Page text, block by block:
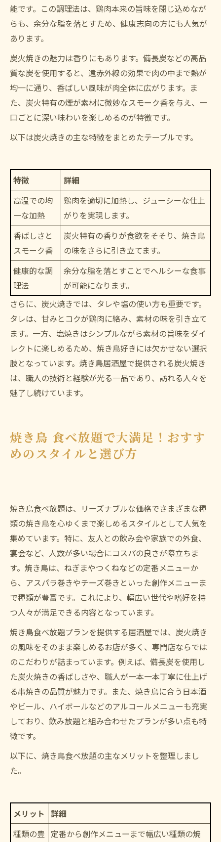
能です。この調理法は、鶏肉本来の旨味を閉じ込めなが
らも、余分な脂を落とすため、健康志向の方にも人気が
あります。
炭火焼きの魅力は香りにもあります。備長炭などの高品
質な炭を使用すると、遠赤外線の効果で肉の中まで熱が
均一に通り、香ばしい風味が肉全体に広がります。ま
た、炭火特有の煙が素材に微妙なスモーク香を与え、一
口ごとに深い味わいを楽しめるのが特徴です。
以下は炭火焼きの主な特徴をまとめたテーブルです。
特徴
詳細
高温での均
一な加熱
鶏肉を適切に加熱し、ジューシーな仕上
がりを実現します。
香ばしさと
スモーク香
炭火特有の香りが食欲をそそり、焼き鳥
の味をさらに引き立てます。
健康的な調
理法
余分な脂を落とすことでヘルシーな食事
が可能になります。
さらに、炭火焼きでは、タレや塩の使い方も重要です。
タレは、甘みとコクが鶏肉に絡み、素材の味を引き立て
ます。一方、塩焼きはシンプルながら素材の旨味をダイ
レクトに楽しめるため、焼き鳥好きには欠かせない選択
肢となっています。焼き鳥居酒屋で提供される炭火焼き
は、職人の技術と経験が光る一品であり、訪れる人々を
魅了し続けています。
焼き鳥 食べ放題で大満足！おすす
めのスタイルと選び方
焼き鳥食べ放題は、リーズナブルな価格でさまざまな種
類の焼き鳥を心ゆくまで楽しめるスタイルとして人気を
集めています。特に、友人との飲み会や家族での外食、
宴会など、人数が多い場合にコスパの良さが際立ちま
す。焼き鳥は、ねぎまやつくねなどの定番メニューか
ら、アスパラ巻きやチーズ巻きといった創作メニューま
で種類が豊富です。これにより、幅広い世代や嗜好を持
つ人々が満足できる内容となっています。
焼き鳥食べ放題プランを提供する居酒屋では、炭火焼き
の風味をそのまま楽しめるお店が多く、専門店ならでは
のこだわりが詰まっています。例えば、備長炭を使用し
た炭火焼きの香ばしさや、職人が一本一本丁寧に仕上げ
る串焼きの品質が魅力です。また、焼き鳥に合う日本酒
やビール、ハイボールなどのアルコールメニューも充実
しており、飲み放題と組み合わせたプランが多い点も特
徴です。
以下に、焼き鳥食べ放題の主なメリットを整理しまし
た。
メリット 詳細
種類の豊 定番から創作メニューまで幅広い種類の焼